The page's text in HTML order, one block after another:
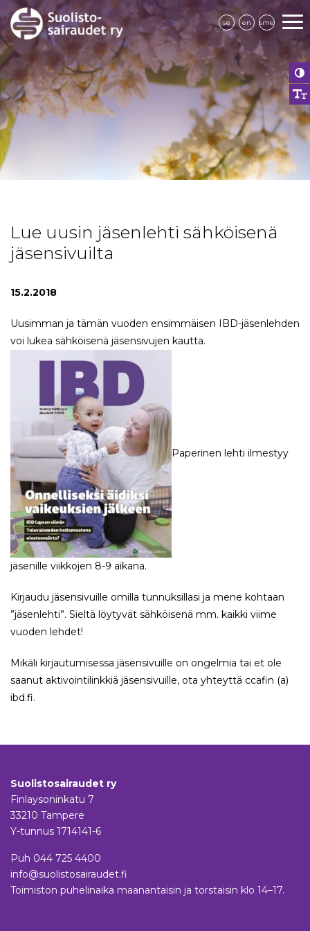
se en sme
Lue uusin jäsenlehti sähköisenä
jäsensivuilta
15.2.2018
Uusimman ja tämän vuoden ensimmäisen IBD-jäsenlehden
voi lukea sähköisenä jäsensivujen kautta.
Paperinen lehti ilmestyy
jäsenille viikkojen 8-9 aikana.
Kirjaudu jäsensivuille omilla tunnuksillasi ja mene kohtaan
”jäsenlehti”. Sieltä löytyvät sähköisenä mm. kaikki viime
vuoden lehdet!
Mikäli kirjautumisessa jäsensivuille on ongelmia tai et ole
saanut aktivointilinkkiä jäsensivuille, ota yhteyttä ccafin (a)
ibd.fi.
Suolistosairaudet ry
Finlaysoninkatu 7
33210 Tampere
Y-tunnus 1714141-6
Puh 044 725 4400
info@suolistosairaudet.fi
Toimiston puhelinaika maanantaisin ja torstaisin klo 14–17.